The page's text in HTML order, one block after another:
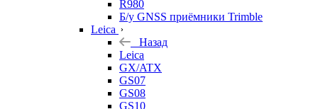
R980
Б/у GNSS приёмники Trimble
Leica
Назад
Leica
GX/ATX
GS07
GS08
GS10